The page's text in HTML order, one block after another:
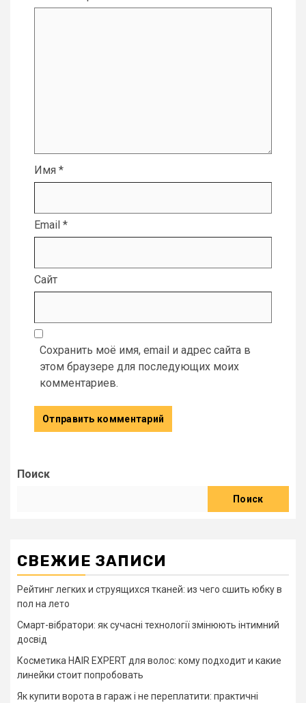
Имя *
Email *
Сайт
Сохранить моё имя, email и адрес сайта в
этом браузере для последующих моих
комментариев.
Поиск
Поиск
СВЕЖИЕ ЗАПИСИ
Рейтинг легких и струящихся тканей: из чего сшить юбку в
пол на лето
Смарт-вібратори: як сучасні технології змінюють інтимний
досвід
Косметика HAIR EXPERT для волос: кому подходит и какие
линейки стоит попробовать
Як купити ворота в гараж і не переплатити: практичні